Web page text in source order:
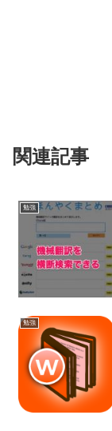
関連記事
勉強
勉強